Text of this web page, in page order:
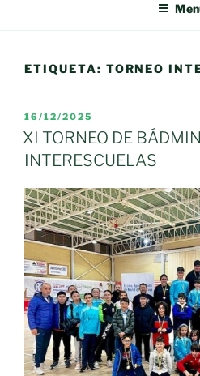
ETIQUETA: TORNEO
PUBLICADO
EL
16/12/2025
XI TORNEO DE
INTERESCUELAS